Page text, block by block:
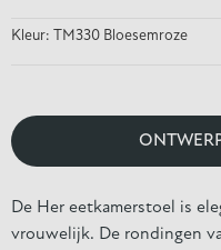
Kleur: TM330 Bloesemroze
De Her eetkamerstoel is
vrouwelijk. De rondingen